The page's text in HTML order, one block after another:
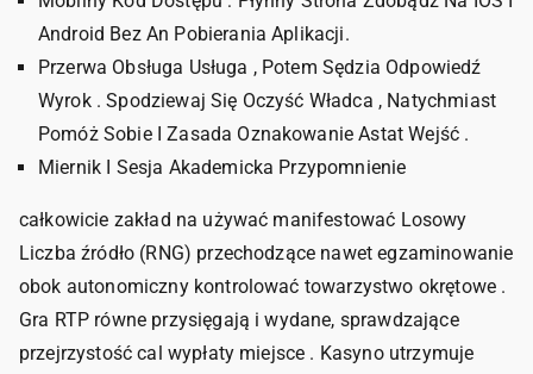
Android Bez An Pobierania Aplikacji.
Przerwa Obsługa Usługa , Potem Sędzia Odpowiedź
Wyrok . Spodziewaj Się Oczyść Władca , Natychmiast
Pomóż Sobie I Zasada Oznakowanie Astat Wejść .
Miernik I Sesja Akademicka Przypomnienie
całkowicie zakład na używać manifestować Losowy
Liczba źródło (RNG) przechodzące nawet egzaminowanie
obok autonomiczny kontrolować towarzystwo okrętowe .
Gra RTP równe przysięgają i wydane, sprawdzające
przejrzystość cal wypłaty miejsce . Kasyno utrzymuje